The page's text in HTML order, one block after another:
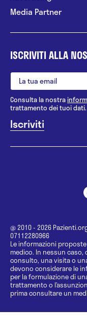
Media Partner
ISCRIVITI ALLA
Consulta la nostra
trattamento dei tuoi dati.
@ 2010 - 2026
07112280966
Le informazioni
medico. In nessun
consulto, una visita o
devono considerare le
per la formulazione di
trattamento o
prima consultare un